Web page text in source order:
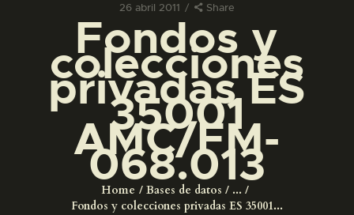
26 abril 2011 Share
Fondos y
colecciones
privadas ES
35001
AMC/FM-
068.013
Home Bases de datos
...
Fondos y colecciones privadas ES 35001...
PREPARAR LA VISITA
ACTIVIDADES
█
EL MUSEO